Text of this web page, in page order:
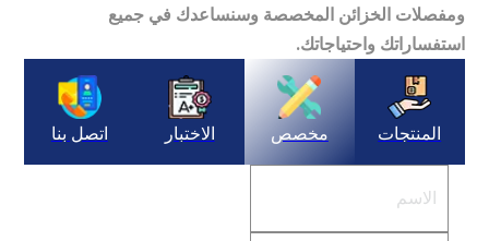
ومفصلات الخزائن المخصصة وسنساعدك في جميع
استفساراتك واحتياجاتك.
المنتجات مخصص الاختبار اتصل بنا